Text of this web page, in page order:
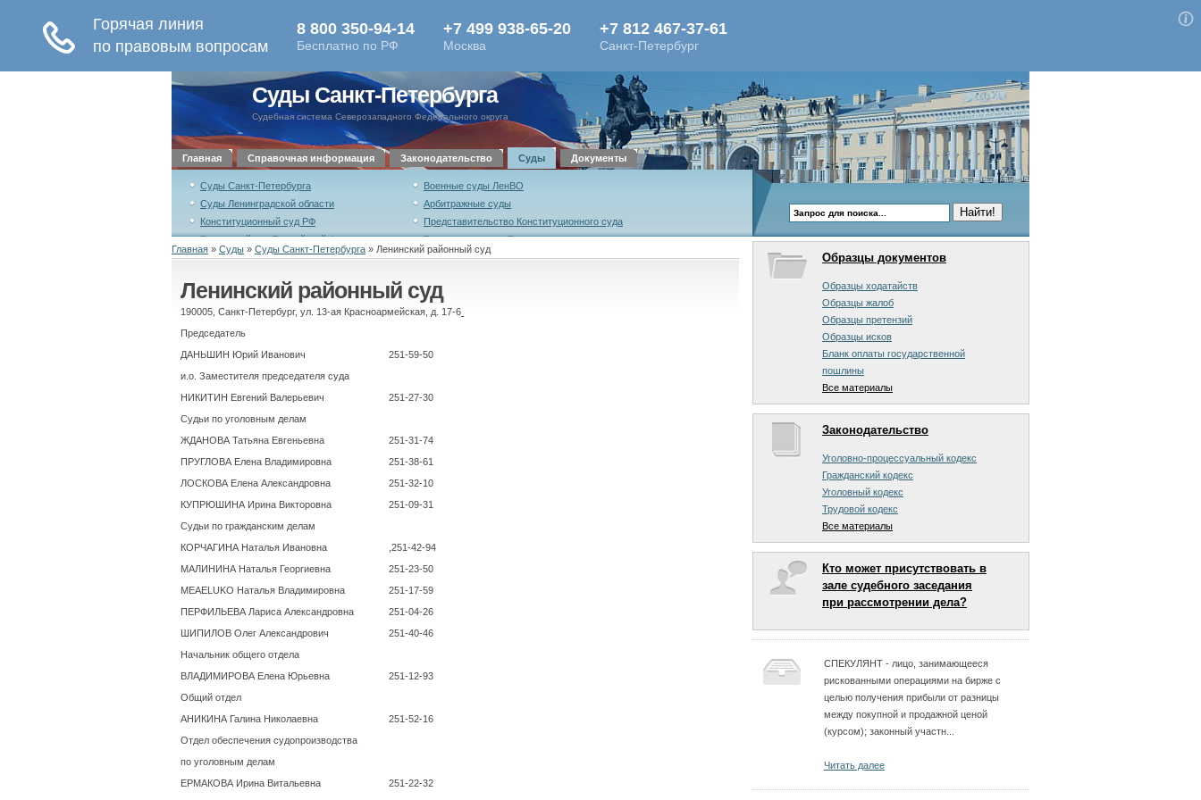
Суды Санкт-Петербурга
Судебная система Северозападного Федерального округа
Главная Справочная информация Законодательство Суды Документы
Суды Санкт-Петербурга
Военные суды ЛенВО
Суды Ленинградской области
Арбитражные суды
Конституционный суд РФ
Представительство Конституционного суда
Верховный суд Российской Федерации
Военная коллегия Верховного суда
Российской Федерации
Российской Федерации
Уставный суд Санкт-Петербурга
Главная » Суды » Суды Санкт-Петербурга » Ленинский районный суд
Ленинский районный суд
190005, Санкт-Петербург, ул. 13-ая Красноармейская, д. 17-6
Председатель
ДАНЬШИН Юрий Иванович
251-59-50
и.о. Заместителя председателя суда
НИКИТИН Евгений Валерьевич
251-27-30
Судьи по уголовным делам
ЖДАНОВА Татьяна Евгеньевна
251-31-74
ПРУГЛОВА Елена Владимировна
251-38-61
ЛОСКОВА Елена Александровна
251-32-10
КУПРЮШИНА Ирина Викторовна
251-09-31
Судьи по гражданским делам
КОРЧАГИНА Наталья Ивановна
,251-42-94
МАЛИНИНА Наталья Георгиевна
251-23-50
MEAELUKO Наталья Владимировна
251-17-59
ПЕРФИЛЬЕВА Лариса Александровна
251-04-26
ШИПИЛОВ Олег Александрович
251-40-46
Начальник общего отдела
ВЛАДИМИРОВА Елена Юрьевна
251-12-93
Общий отдел
АНИКИНА Галина Николаевна
251-52-16
Отдел обеспечения судопроизводства
по уголовным делам
ЕРМАКОВА Ирина Витальевна
251-22-32
Образцы документов
Образцы ходатайств
Образцы жалоб
Образцы претензий
Образцы исков
Бланк оплаты государственной
пошлины
Все материалы
Законодательство
Уголовно-процессуальный кодекс
Гражданский кодекс
Уголовный кодекс
Трудовой кодекс
Все материалы
Кто может присутствовать в
зале судебного заседания
при рассмотрении дела?
СПЕКУЛЯНТ - лицо, занимающееся
рискованными операциями на бирже с
целью получения прибыли от разницы
между покупной и продажной ценой
(курсом); законный участн...
Читать далее